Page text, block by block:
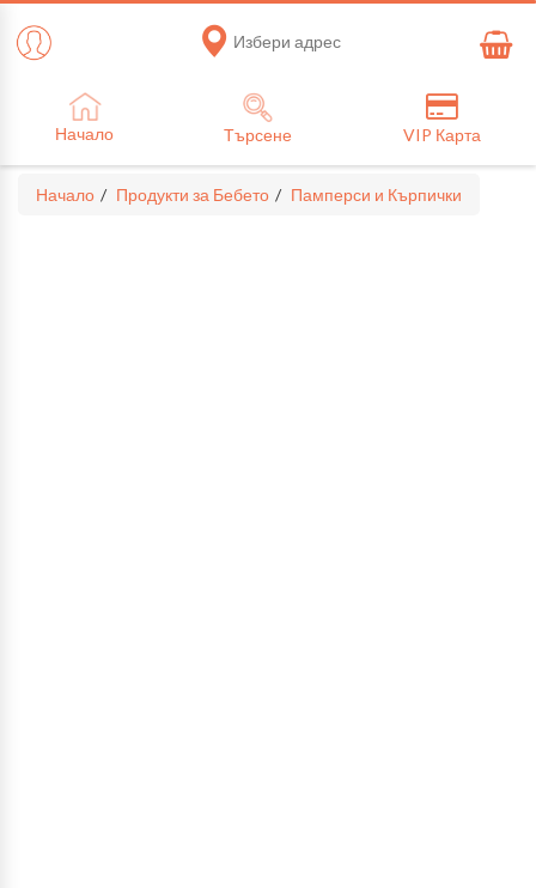
Избери адрес
Начало Търсене VIP Карта
Начало Продукти за Бебето Памперси и Кърпички